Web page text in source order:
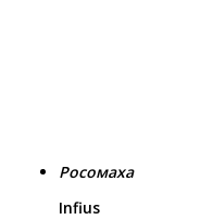
Росомаха
Infius